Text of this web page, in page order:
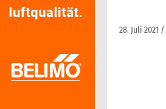
28. Juli 2021